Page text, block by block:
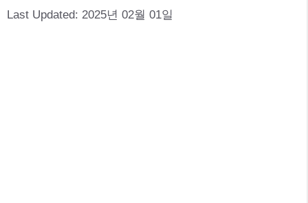
너Last Updated: 2025년 02월 01일